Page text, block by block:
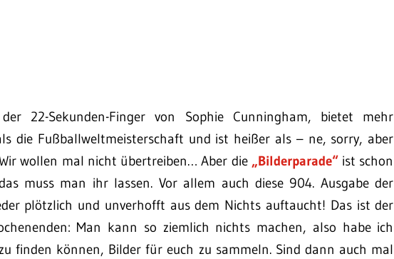
22-Sekunden-Finger von Sophie Cunningham, bietet mehr
die Fußballweltmeisterschaft und ist heißer als – ne, sorry, aber
wollen mal nicht übertreiben… Aber die „Bilderparade“ist schon
muss man ihr lassen. Vor allem auch diese 904. Ausgabe der
plötzlich und unverhofft aus dem Nichts auftaucht! Das ist der
Man kann so ziemlich nichts machen, also habe ich
finden können, Bilder für euch zu sammeln. Sind dann auch mal